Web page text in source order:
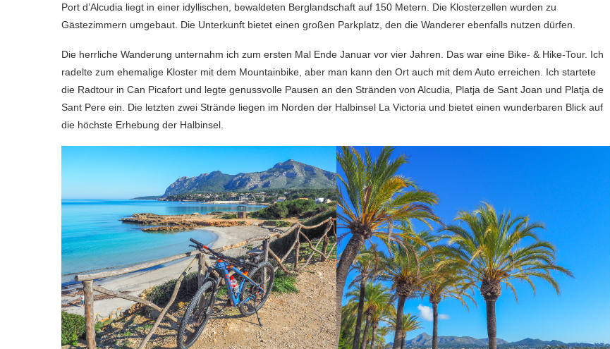
Port d’Alcudia liegt in einer idyllischen, bewaldeten Berglandschaft auf 150 Metern. Die Klosterzellen wurden zu
Gästezimmern umgebaut. Die Unterkunft bietet einen großen Parkplatz, den die Wanderer ebenfalls nutzen dürfen.
Die herrliche Wanderung unternahm ich zum ersten Mal Ende Januar vor vier Jahren. Das war eine Bike- & Hike-Tour. Ich
radelte zum ehemalige Kloster mit dem Mountainbike, aber man kann den Ort auch mit dem Auto erreichen. Ich startete
die Radtour in Can Picafort und legte genussvolle Pausen an den Stränden von Alcudia, Platja de Sant Joan und Platja de
Sant Pere ein. Die letzten zwei Strände liegen im Norden der Halbinsel La Victoria und bietet einen wunderbaren Blick auf
die höchste Erhebung der Halbinsel.